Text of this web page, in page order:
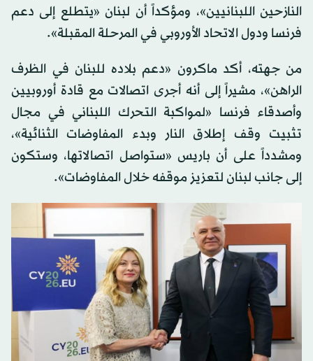
النازحين اللبنانيين»، ومؤكداً أن لبنان «يتطلع إلى دعم
فرنسا ودول الاتحاد الأوروبي في المرحلة المقبلة».
من جهته، أكد ماكرون «دعم بلاده للبنان في الظرف
الراهن»، مشيراً إلى أنه أجرى اتصالات مع قادة أوروبيين
وأصدقاء فرنسا «لمواكبة التحرك اللبناني في مجال
تثبيت وقف إطلاق النار وبدء المفاوضات الثنائية»،
ومشدداً على أن باريس «ستواصل اتصالاتها، وستكون
إلى جانب لبنان لتعزيز موقفه خلال المفاوضات».